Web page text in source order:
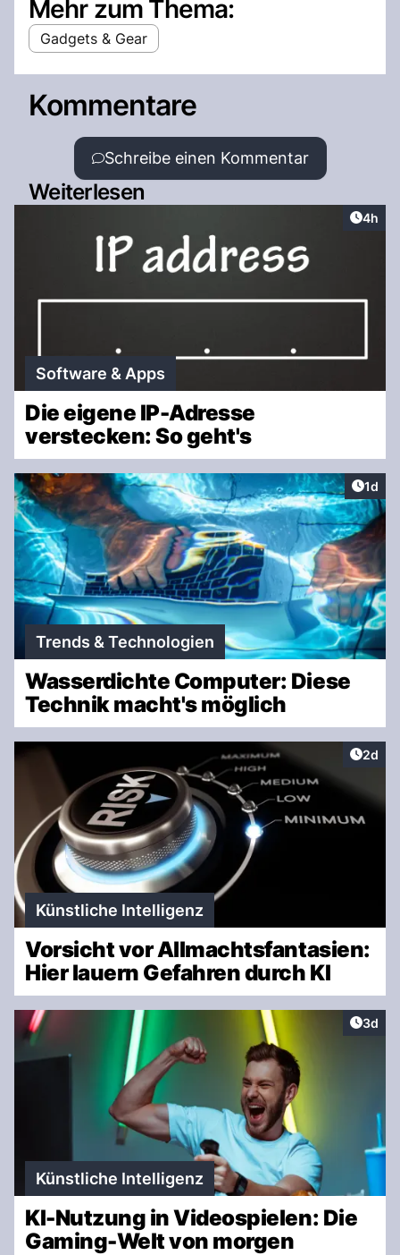
Mehr zum Thema:
Gadgets & Gear
Kommentare
Schreibe einen Kommentar
Weiterlesen
4h
Software & Apps
Die eigene IP-Adresse
verstecken: So geht's
1d
Trends & Technologien
Wasserdichte Computer: Diese
Technik macht's möglich
2d
Künstliche Intelligenz
Vorsicht vor Allmachtsfantasien:
Hier lauern Gefahren durch KI
3d
Künstliche Intelligenz
KI-Nutzung in Videospielen: Die
Gaming-Welt von morgen